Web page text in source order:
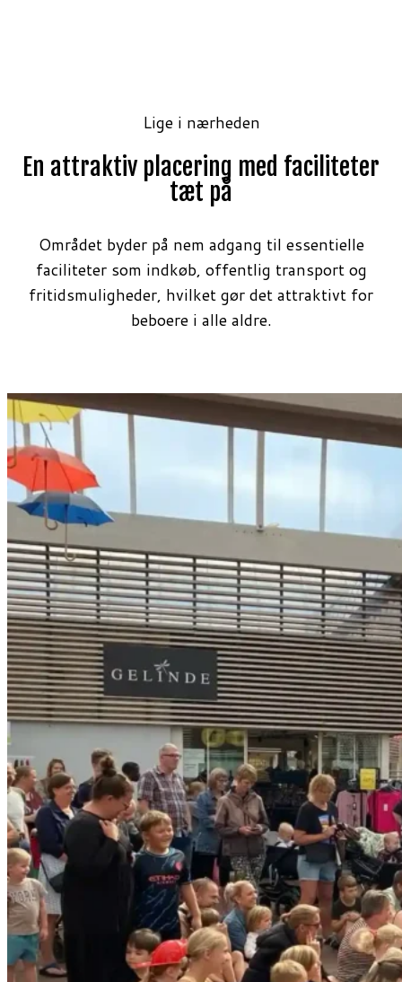
Lige i nærheden
En attraktiv placering med faciliteter
tæt på
Området byder på nem adgang til essentielle
faciliteter som indkøb, offentlig transport og
fritidsmuligheder, hvilket gør det attraktivt for
beboere i alle aldre.